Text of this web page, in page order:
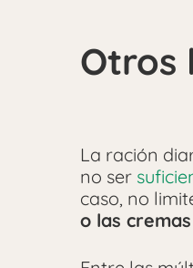
Otros
La ración
no ser
caso, no
o las